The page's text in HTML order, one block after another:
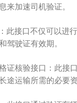
来加速司机验证。
此接口不仅可以进
驾驶证有效期。
证核验接口：此接
途运输所需的必要资